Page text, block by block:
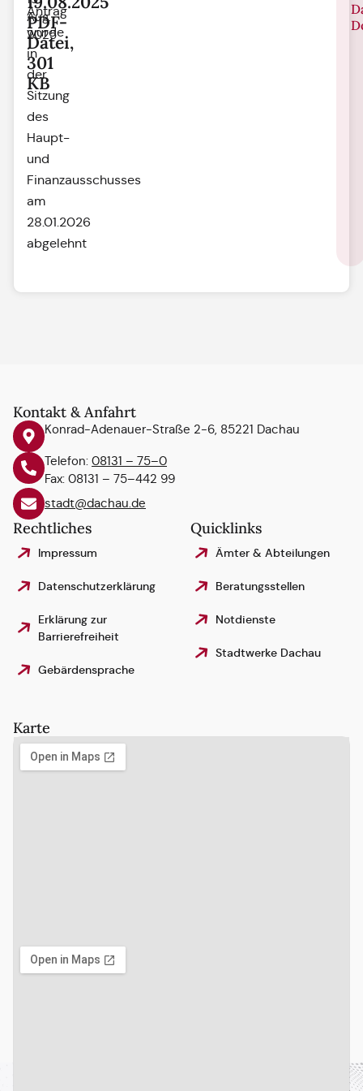
Aug.
2025
PDF-
Datei,
301
KB
Antrag
wurde
in
der
Sitzung
des
Haupt-
und
Finanzausschusses
am
28.01.2026
abgelehnt
Kontakt & Anfahrt
Konrad-Adenauer-Straße 2-6, 85221 Dachau
Telefon: 08131 – 75–0
Fax: 08131 – 75–442 99
stadt@dachau.de
Rechtliches
Impressum
Datenschutzerklärung
Erklärung zur
Barrierefreiheit
Gebärdensprache
Quicklinks
Ämter & Abteilungen
Beratungsstellen
Notdienste
Stadtwerke Dachau
Karte